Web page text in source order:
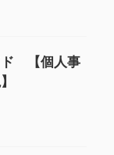
ド 【個人事